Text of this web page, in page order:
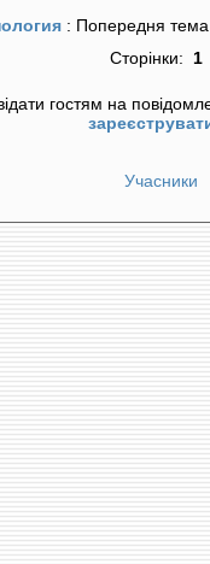
: Попередня тема
Сторінки: 1
гостям на
Учасники